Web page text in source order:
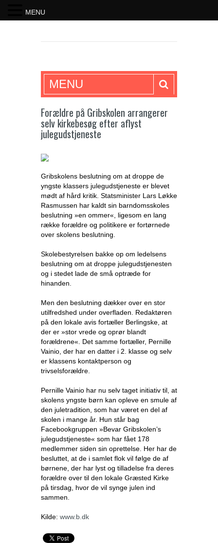
SKRIFTEN
MENU
Forældre på Gribskolen arrangerer
selv kirkebesøg efter aflyst
julegudstjeneste
Gribskolens beslutning om at droppe de
yngste klassers julegudstjeneste er blevet
mødt af hård kritik. Statsminister Lars Løkke
Rasmussen har kaldt sin barndomsskoles
beslutning »en ommer«, ligesom en lang
række forældre og politikere er fortørnede
over skolens beslutning.
Skolebestyrelsen bakke op om ledelsens
beslutning om at droppe julegudstjenesten
og i stedet lade de små optræde for
hinanden.
Men den beslutning dækker over en stor
utilfredshed under overfladen. Redaktøren
på den lokale avis fortæller Berlingske, at
der er »stor vrede og oprør blandt
forældrene«. Det samme fortæller, Pernille
Vainio, der har en datter i 2. klasse og selv
er klassens kontaktperson og
trivselsforældre.
Pernille Vainio har nu selv taget initiativ til, at
skolens yngste børn kan opleve en smule af
den juletradition, som har været en del af
skolen i mange år. Hun står bag
Facebookgruppen »Bevar Gribskolen’s
julegudstjeneste« som har fået 178
medlemmer siden sin oprettelse. Her har de
besluttet, at de i samlet flok vil følge de af
børnene, der har lyst og tilladelse fra deres
forældre over til den lokale Græsted Kirke
på tirsdag, hvor de vil synge julen ind
sammen.
Kilde: www.b.dk
MENU